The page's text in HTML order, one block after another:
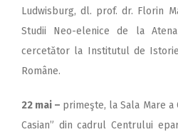
Ludwisburg, dl. prof. dr. Florin
Studii Neo-elenice de la
cercetător la Institutul de
Române.
22 mai – primeşte, la Sala Mare a
Casian” din cadrul Centrului